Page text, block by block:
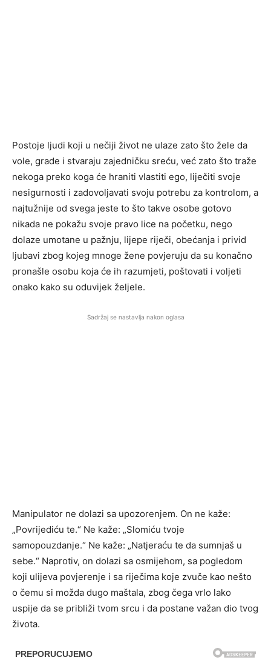
Postoje ljudi koji u nečiji život ne ulaze zato što žele da
vole, grade i stvaraju zajedničku sreću, već zato što traže
nekoga preko koga će hraniti vlastiti ego, liječiti svoje
nesigurnosti i zadovoljavati svoju potrebu za kontrolom, a
najtužnije od svega jeste to što takve osobe gotovo
nikada ne pokažu svoje pravo lice na početku, nego
dolaze umotane u pažnju, lijepe riječi, obećanja i privid
ljubavi zbog kojeg mnoge žene povjeruju da su konačno
pronašle osobu koja će ih razumjeti, poštovati i voljeti
onako kako su oduvijek željele.
Sadržaj se nastavlja nakon oglasa
Manipulator ne dolazi sa upozorenjem. On ne kaže:
„Povrijediću te.“ Ne kaže: „Slomiću tvoje
samopouzdanje.“ Ne kaže: „Natjeraću te da sumnjaš u
sebe.“ Naprotiv, on dolazi sa osmijehom, sa pogledom
koji ulijeva povjerenje i sa riječima koje zvuče kao nešto
o čemu si možda dugo maštala, zbog čega vrlo lako
uspije da se približi tvom srcu i da postane važan dio tvog
života.